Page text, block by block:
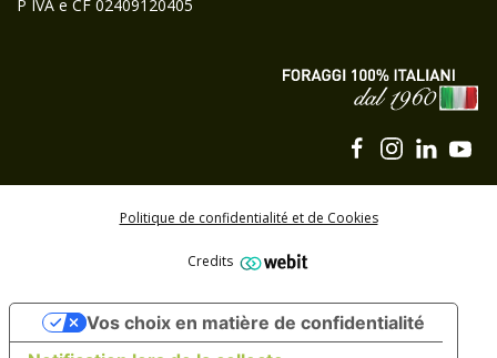
P IVA e CF 02409120405
Politique de confidentialité et de Cookies
Credits
Abonnez-vous à la newsletter Carli Group
S'ABONNER
Vos choix en matière de confidentialité